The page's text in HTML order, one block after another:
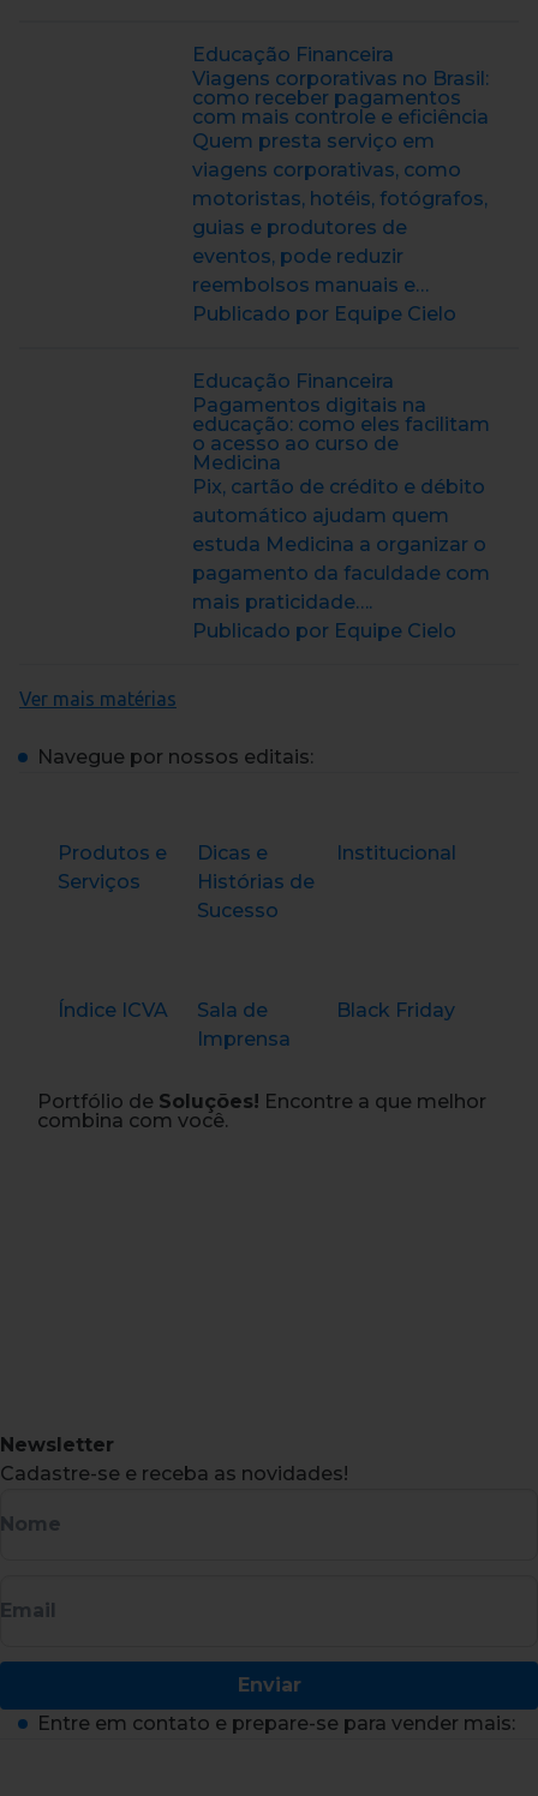
Educação Financeira
Viagens corporativas no Brasil:
como receber pagamentos
com mais controle e eficiência
Quem presta serviço em
viagens corporativas, como
motoristas, hotéis, fotógrafos,
guias e produtores de
eventos, pode reduzir
reembolsos manuais e…
Publicado por Equipe Cielo
Educação Financeira
Pagamentos digitais na
educação: como eles facilitam
o acesso ao curso de
Medicina
Pix, cartão de crédito e débito
automático ajudam quem
estuda Medicina a organizar o
pagamento da faculdade com
mais praticidade….
Publicado por Equipe Cielo
Ver mais matérias
Navegue por nossos editais:
Produtos e
Serviços
Dicas e
Histórias de
Sucesso
Institucional
Índice ICVA
Sala de
Imprensa
Black Friday
Portfólio de Soluções! Encontre a que melhor
combina com você.
Newsletter
Cadastre-se e receba as novidades!
Nome
Email
Enviar
Entre em contato e prepare-se para vender mais: